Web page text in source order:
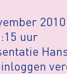
2010
uur